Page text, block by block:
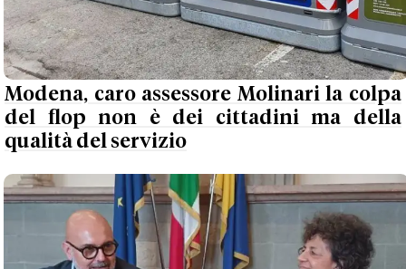
Modena, caro assessore Molinari la colpa
del flop non è dei cittadini ma della
qualità del servizio